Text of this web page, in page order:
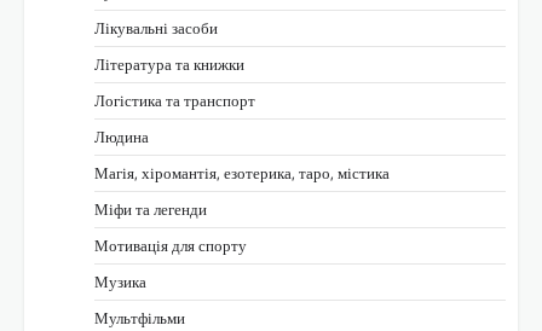
Лікувальні засоби
Література та книжки
Логістика та транспорт
Людина
Магія, хіромантія, езотерика, таро, містика
Міфи та легенди
Мотивація для спорту
Музика
Мультфільми